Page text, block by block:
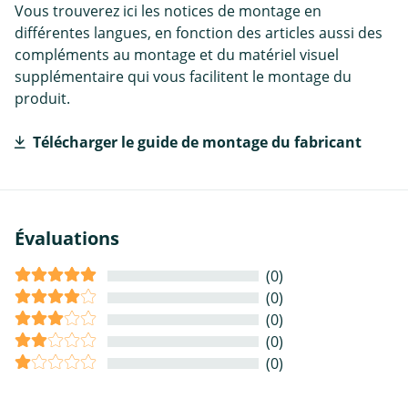
Vous trouverez ici les notices de montage en
différentes langues, en fonction des articles aussi des
compléments au montage et du matériel visuel
supplémentaire qui vous facilitent le montage du
produit.
Télécharger le guide de montage du fabricant
Évaluations
(0)
(0)
(0)
(0)
(0)